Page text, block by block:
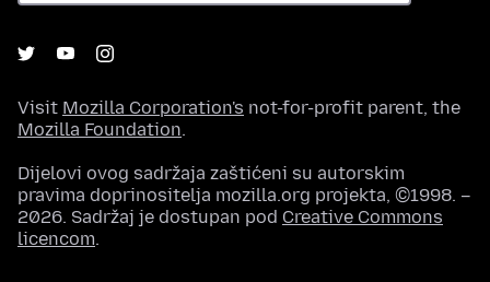
Visit Mozilla Corporation's not-for-profit parent, the
Mozilla Foundation.
Dijelovi ovog sadržaja zaštićeni su autorskim
pravima doprinositelja mozilla.org projekta, ©1998. –
2026. Sadržaj je dostupan pod Creative Commons
licencom.